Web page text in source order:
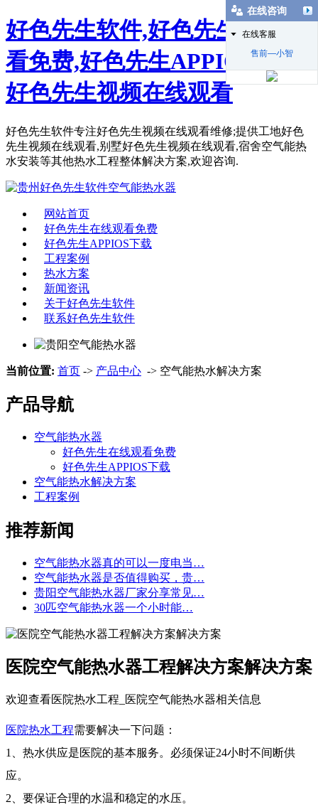
好色先生软件,好色先生在线观
看免费,好色先生APPIOS下载,
好色先生视频在线观看
好色先生软件专注好色先生视频在线观看维修;提供工地好色
先生视频在线观看,别墅好色先生视频在线观看,宿舍空气能热
水安装等其他热水工程整体解决方案,欢迎咨询.
网站首页
好色先生在线观看免费
好色先生APPIOS下载
工程案例
热水方案
新闻资讯
关于好色先生软件
联系好色先生软件
当前位置: 首页 -> 产品中心 -> 空气能热水解决方案
产品导航
空气能热水器
好色先生在线观看免费
好色先生APPIOS下载
空气能热水解决方案
工程案例
推荐新闻
空气能热水器真的可以一度电当…
空气能热水器是否值得购买，贵…
贵阳空气能热水器厂家分享常见…
30匹空气能热水器一个小时能…
医院空气能热水器工程解决方案解决方案
欢迎查看医院热水工程_医院空气能热水器相关信息
医院热水工程需要解决一下问题：
1、热水供应是医院的基本服务。必须保证24小时不间断供
应。
2、要保证合理的水温和稳定的水压。
在线咨询
在线客服
售前—小智